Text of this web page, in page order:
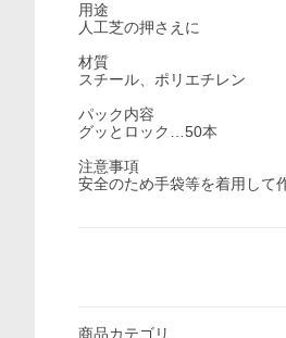
用途
人工芝の押さえに
材質
スチール、ポリエチレン
パック内容
グッとロック…50本
注意事項
安全のため手袋等を着用して
商品カテゴリ